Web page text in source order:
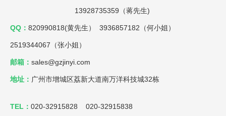
13928735359（蒋先生)
QQ： 820990818(黄先生） 3936857182（何小姐）
2519344067（张小姐）
邮箱： sales@gzjinyi.com
地址： 广州市增城区荔新大道南万洋科技城32栋
TEL： 020-32915828 020-32915838